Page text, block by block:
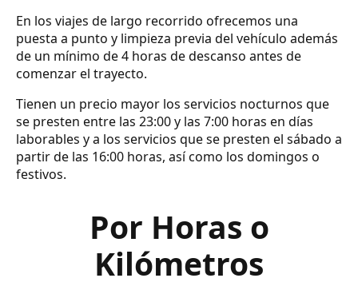
En los viajes de largo recorrido ofrecemos una
puesta a punto y limpieza previa del vehículo además
de un mínimo de 4 horas de descanso antes de
comenzar el trayecto.
Tienen un precio mayor los servicios nocturnos que
se presten entre las 23:00 y las 7:00 horas en días
laborables y a los servicios que se presten el sábado a
partir de las 16:00 horas, así como los domingos o
festivos.
Por Horas o
Kilómetros